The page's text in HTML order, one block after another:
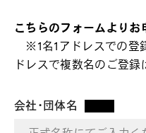
こちらのフォームよりお
※1名1アドレスでの登
ドレスで複数名のご登録
会社・団体名